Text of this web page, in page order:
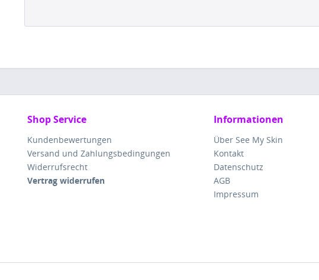
Shop Service
Kundenbewertungen
Versand und Zahlungsbedingungen
Widerrufsrecht
Vertrag widerrufen
Informationen
Über See My Skin
Kontakt
Datenschutz
AGB
Impressum